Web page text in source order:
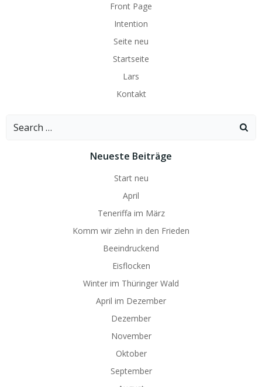
Front Page
Intention
Seite neu
Startseite
Lars
Kontakt
Search
Neueste Beiträge
Start neu
April
Teneriffa im März
Komm wir ziehn in den Frieden
Beeindruckend
Eisflocken
Winter im Thüringer Wald
April im Dezember
Dezember
November
Oktober
September